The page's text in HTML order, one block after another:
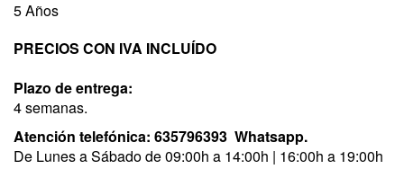
5 Años
PRECIOS CON IVA INCLUÍDO
Plazo de entrega:
4 semanas.
Atención telefónica: 635796393 Whatsapp.
De Lunes a Sábado de 09:00h a 14:00h | 16:00h a 19:00h